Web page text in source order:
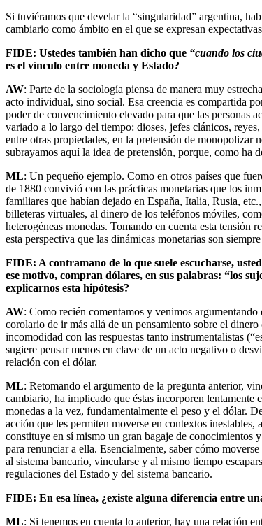
Si tuviéramos que develar la “singularidad” argentina,
cambiario como ámbito en el que se expresan
FIDE: Ustedes también han dicho que “cuando los
es el vínculo entre moneda y Estado?
AW: Parte de la sociología piensa de manera muy
acto individual, sino social. Esa creencia es compartida
poder de convencimiento elevado para que las personas
variado a lo largo del tiempo: dioses, jefes clánicos,
entre otras propiedades, en la pretensión de
subrayamos aquí la idea de pretensión, porque, como ha
ML: Un pequeño ejemplo. Como en otros países que
de 1880 convivió con las prácticas monetarias que los
familiares que habían dejado en España, Italia, Rusia,
billeteras virtuales, al dinero de los teléfonos móviles,
heterogéneas monedas. Tomando en cuenta esta
esta perspectiva que las dinámicas monetarias son
FIDE: A contramano de lo que suele escucharse,
ese motivo, compran dólares, en sus palabras: “los
explicarnos esta hipótesis?
AW: Como recién comentamos y venimos
corolario de ir más allá de un pensamiento sobre el
incomodidad con las respuestas tanto instrumentalistas
sugiere pensar menos en clave de un acto negativo o
relación con el dólar.
ML: Retomando el argumento de la pregunta anterior,
cambiario, ha implicado que éstas incorporen lentamente
monedas a la vez, fundamentalmente el peso y el dólar.
acción que les permiten moverse en contextos
constituye en sí mismo un gran bagaje de conocimientos
para renunciar a ella. Esencialmente, saber cómo
al sistema bancario, vincularse y al mismo tiempo
regulaciones del Estado y del sistema bancario.
FIDE: En esa línea, ¿existe alguna diferencia entre
ML: Si tenemos en cuenta lo anterior, hay una relación